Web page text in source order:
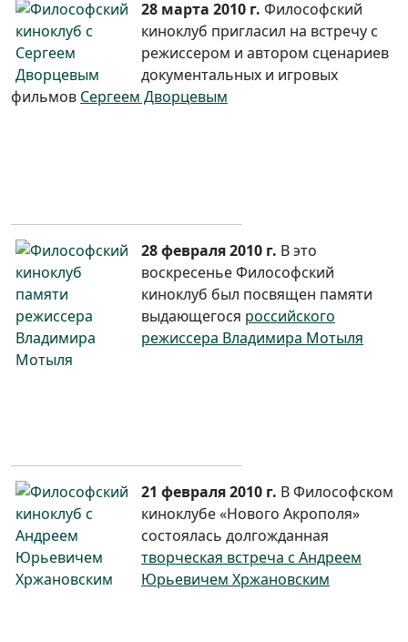
28 марта 2010 г. Философский
киноклуб пригласил на встречу с
режиссером и автором сценариев
документальных и игровых
фильмов Сергеем Дворцевым
28 февраля 2010 г. В это
воскресенье Философский
киноклуб был посвящен памяти
выдающегося российского
режиссера Владимира Мотыля
21 февраля 2010 г. В Философском
киноклубе «Нового Акрополя»
состоялась долгожданная
творческая встреча с Андреем
Юрьевичем Хржановским